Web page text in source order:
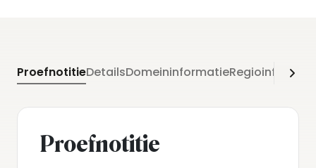
ProefnotitieDetailsDomeininformatie
Proefnotitie